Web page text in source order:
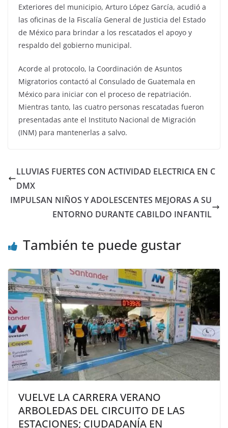
Exteriores del municipio, Arturo López García, acudió a
las oficinas de la Fiscalía General de Justicia del Estado
de México para brindar a los rescatados el apoyo y
respaldo del gobierno municipal.
Acorde al protocolo, la Coordinación de Asuntos
Migratorios contactó al Consulado de Guatemala en
México para iniciar con el proceso de repatriación.
Mientras tanto, las cuatro personas rescatadas fueron
presentadas ante el Instituto Nacional de Migración
(INM) para mantenerlas a salvo.
LLUVIAS FUERTES CON ACTIVIDAD ELECTRICA EN C
DMX
IMPULSAN NIÑOS Y ADOLESCENTES MEJORAS A SU
ENTORNO DURANTE CABILDO INFANTIL
También te puede gustar
VUELVE LA CARRERA VERANO
ARBOLEDAS DEL CIRCUITO DE LAS
ESTACIONES; CIUDADANÍA EN